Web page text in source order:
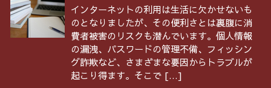
インターネットの利用は生活に欠かせないも
のとなりましたが、その便利さとは裏腹に消
費者被害のリスクも潜んでいます。個人情報
の漏洩、パスワードの管理不備、フィッシン
グ詐欺など、さまざまな要因からトラブルが
起こり得ます。そこで […]